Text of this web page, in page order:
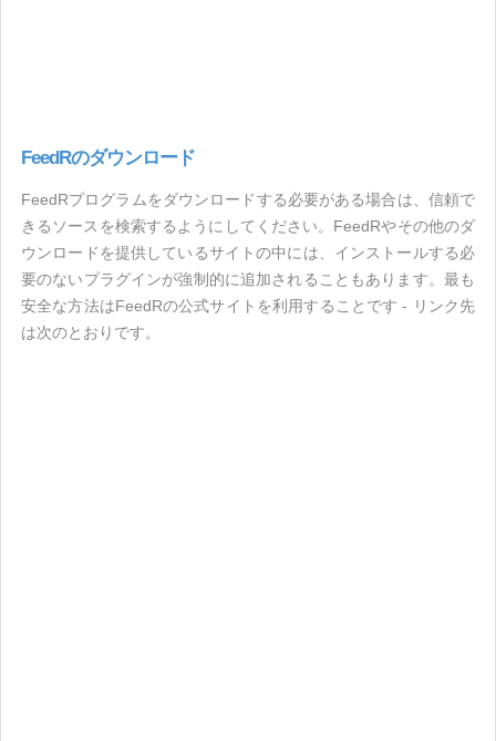
FeedRのダウンロード
FeedRプログラムをダウンロードする必要がある場合は、信頼で
きるソースを検索するようにしてください。FeedRやその他のダ
ウンロードを提供しているサイトの中には、インストールする必
要のないプラグインが強制的に追加されることもあります。最も
安全な方法はFeedRの公式サイトを利用することです - リンク先
は次のとおりです。